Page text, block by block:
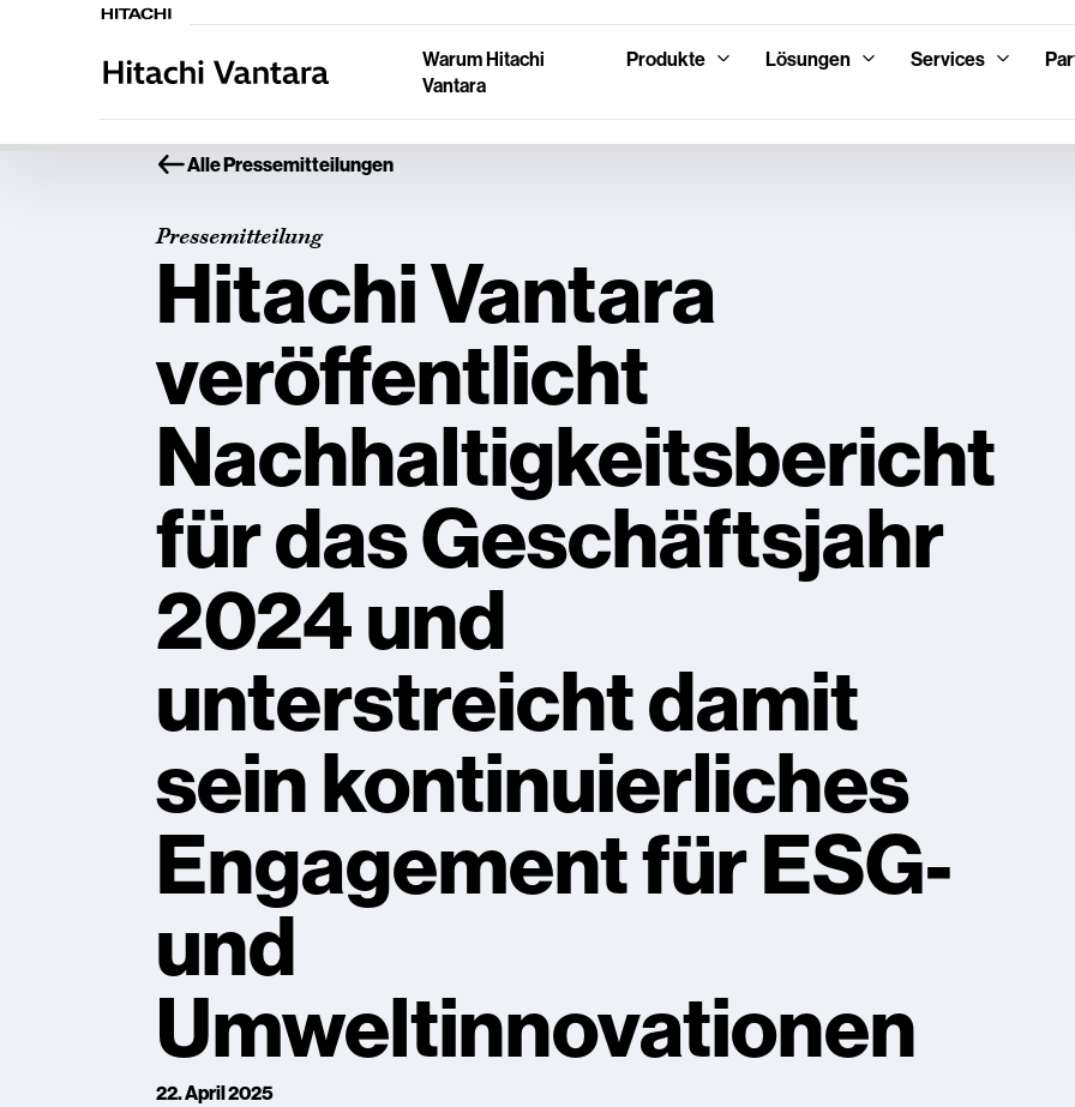
Warum Hitachi
Vantara
Produkte Lösungen Services
Alle Pressemitteilungen
Pressemitteilung
Hitachi Vantara
veröffentlicht
Nachhaltigkeitsbericht
für das Geschäftsjahr
2024 und
unterstreicht damit
sein kontinuierliches
Engagement für ESG-
und
Umweltinnovationen
22. April 2025